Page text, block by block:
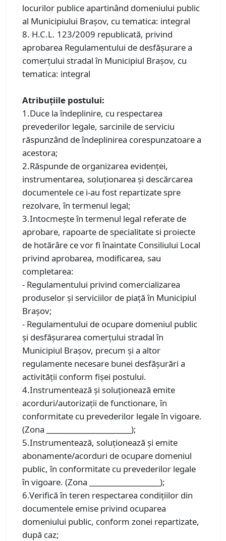
locurilor publice apartinând domeniului public
al Municipiului Brașov, cu tematica: integral
8. H.C.L. 123/2009 republicată, privind
aprobarea Regulamentului de desfăşurare a
comerţului stradal în Municipiul Braşov, cu
tematica: integral
Atribuțiile postului:
1.Duce la îndeplinire, cu respectarea
prevederilor legale, sarcinile de serviciu
răspunzând de îndeplinirea corespunzatoare a
acestora;
2.Răspunde de organizarea evidenței,
instrumentarea, soluționarea și descărcarea
documentele ce i-au fost repartizate spre
rezolvare, în termenul legal;
3.Intocmește în termenul legal referate de
aprobare, rapoarte de specialitate si proiecte
de hotărâre ce vor fi înaintate Consiliului Local
privind aprobarea, modificarea, sau
completarea:
- Regulamentului privind comercializarea
produselor şi serviciilor de piaţă în Municipiul
Braşov;
- Regulamentului de ocupare domeniul public
și desfășurarea comerțului stradal în
Municipiul Brașov, precum și a altor
regulamente necesare bunei desfășurări a
activității conform fișei postului.
4.Instrumentează și soluționează emite
acorduri/autorizații de functionare, în
conformitate cu prevederilor legale în vigoare.
(Zona ________________________);
5.Instrumentează, soluționează și emite
abonamente/acorduri de ocupare domeniul
public, în conformitate cu prevederilor legale
în vigoare. (Zona ____________________);
6.Verifică în teren respectarea condițiilor din
documentele emise privind ocuparea
domeniului public, conform zonei repartizate,
după caz;